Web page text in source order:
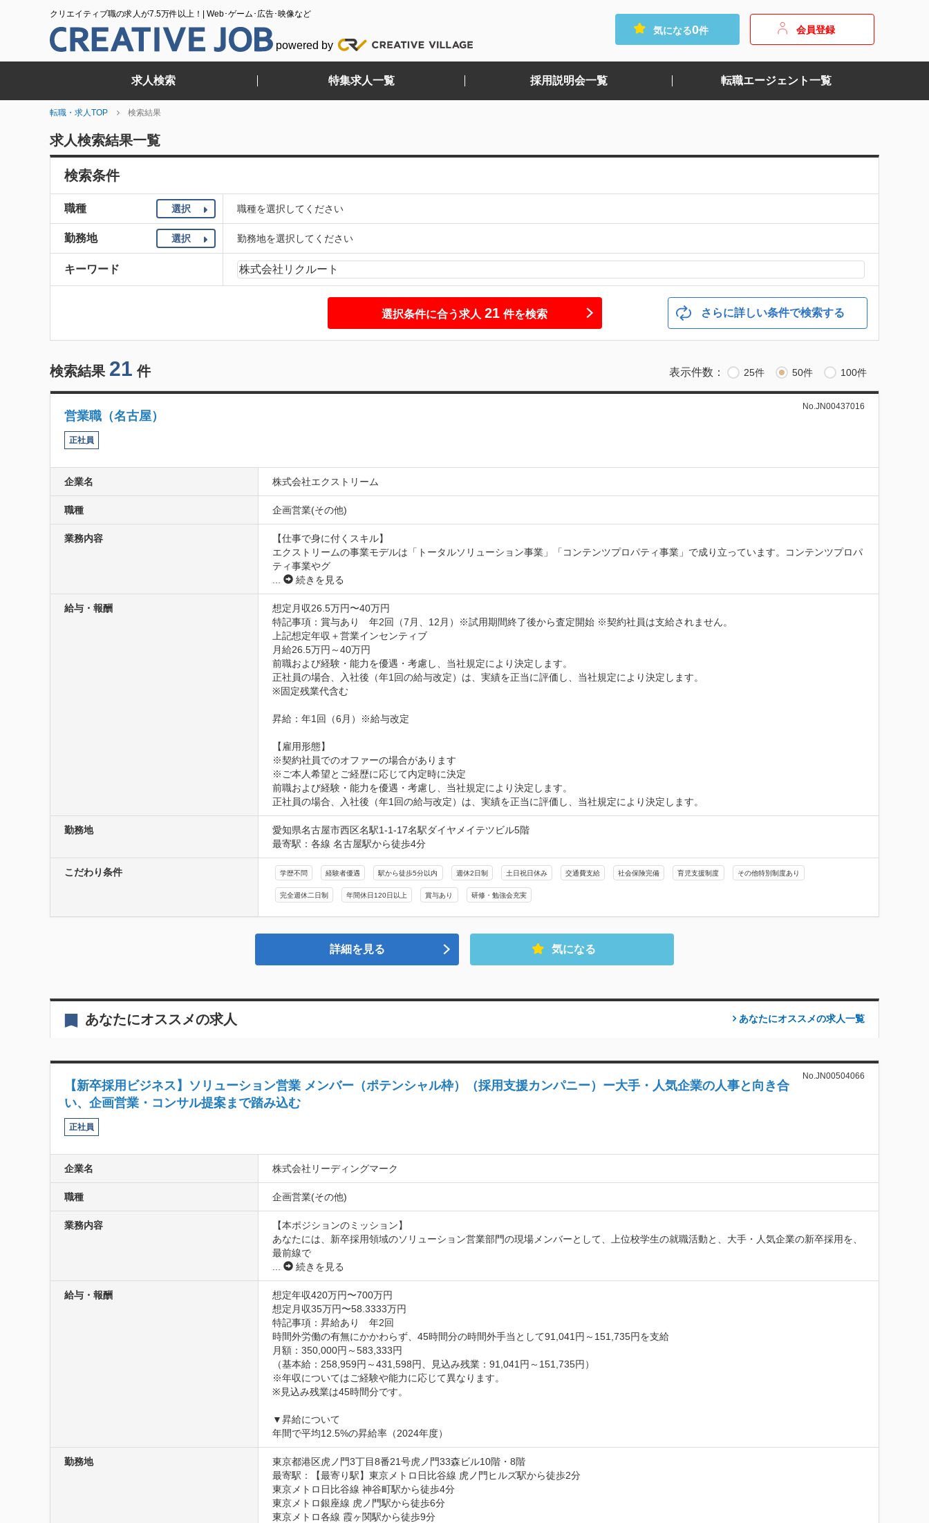
クリエイティブ職の求人が7.5万件以上！| Web･ゲーム･広告･映像など
powered by
気になる0件 会員登録
求人検索 特集求人一覧 採用説明会一覧 転職エージェント一覧
転職・求人TOP 検索結果
求人検索結果一覧
検索条件
職種 選択 職種を選択してください
勤務地 選択 勤務地を選択してください
キーワード
さらに詳しい条件で検索する
選択条件に合う求人 21 件を検索
検索結果 21 件 表示件数： 25件 50件 100件
営業職（名古屋）
No.JN00437016
正社員
企業名 株式会社エクストリーム
職種 企画営業(その他)
業務内容
【仕事で身に付くスキル】
エクストリームの事業モデルは「トータルソリューション事業」「コンテンツプロパティ事業」で成り立っています。コンテンツプロパ
ティ事業やグ
続きを見る
給与・報酬
想定月収26.5万円〜40万円
特記事項：賞与あり　年2回（7月、12月）※試用期間終了後から査定開始 ※契約社員は支給されません。
上記想定年収＋営業インセンティブ
月給26.5万円～40万円
前職および経験・能力を優遇・考慮し、当社規定により決定します。
正社員の場合、入社後（年1回の給与改定）は、実績を正当に評価し、当社規定により決定します。
※固定残業代含む
昇給：年1回（6月）※給与改定
【雇用形態】
※契約社員でのオファーの場合があります
※ご本人希望とご経歴に応じて内定時に決定
前職および経験・能力を優遇・考慮し、当社規定により決定します。
正社員の場合、入社後（年1回の給与改定）は、実績を正当に評価し、当社規定により決定します。
勤務地
愛知県名古屋市西区名駅1-1-17名駅ダイヤメイテツビル5階
最寄駅：各線 名古屋駅から徒歩4分
こだわり条件 学歴不問 経験者優遇 駅から徒歩5分以内 週休2日制 土日祝日休み 交通費支給 社会保険完備 育児支援制度 その他特別制度あり
完全週休二日制 年間休日120日以上 賞与あり 研修・勉強会充実
詳細を見る 気になる
あなたにオススメの求人 あなたにオススメの求人一覧
【新卒採用ビジネス】ソリューション営業 メンバー（ポテンシャル枠）（採用支援カンパニー）ー大手・人気企業の人事と向き合
い、企画営業・コンサル提案まで踏み込む
No.JN00504066
正社員
企業名 株式会社リーディングマーク
職種 企画営業(その他)
業務内容
【本ポジションのミッション】
あなたには、新卒採用領域のソリューション営業部門の現場メンバーとして、上位校学生の就職活動と、大手・人気企業の新卒採用を、
最前線で
続きを見る
給与・報酬
想定年収420万円〜700万円
想定月収35万円〜58.3333万円
特記事項：昇給あり　年2回
時間外労働の有無にかかわらず、45時間分の時間外手当として91,041円～151,735円を支給
月額：350,000円～583,333円
（基本給：258,959円～431,598円、見込み残業：91,041円～151,735円）
※年収についてはご経験や能力に応じて異なります。
※見込み残業は45時間分です。
▼昇給について
年間で平均12.5%の昇給率（2024年度）
勤務地
東京都港区虎ノ門3丁目8番21号虎ノ門33森ビル10階・8階
最寄駅：【最寄り駅】東京メトロ日比谷線 虎ノ門ヒルズ駅から徒歩2分
東京メトロ日比谷線 神谷町駅から徒歩4分
東京メトロ銀座線 虎ノ門駅から徒歩6分
東京メトロ各線 霞ヶ関駅から徒歩9分